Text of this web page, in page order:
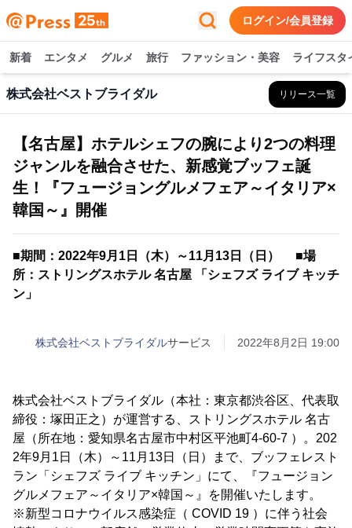
ログイン/会員登録
新着 エンタメ グルメ 旅行 ファッション・美容 ライフスタ
株式会社ベストブライダル リリース一覧
【名古屋】ホテルシェフの腕により2つの料理
ジャンルを融合させた、新感覚ブッフェ誕
生！『フュージョングルメフェア～イタリア×
韓国～』開催
■期間：2022年9月1日（木）～11月13日（日） ■場
所：ストリングスホテル 名古屋 「シェフズ ライブ キッチ
ン」
株式会社ベストブライダルサービス 2022年8月2日 19:00
株式会社ベストブライダル（本社：東京都渋谷区、代表取
締役：塚田正之）が運営する、ストリングスホテル 名古
屋（所在地：愛知県名古屋市中村区平池町4-60-7 ）。202
2年9月1日（木）～11月13日（日）まで、ブッフェレスト
ラン「シェフズ ライブ キッチン」にて、『フュージョン
グルメフェア～イタリア×韓国～』を開催いたします。
※新型コロナウイルス感染症（ COVID 19 ）に伴う社会